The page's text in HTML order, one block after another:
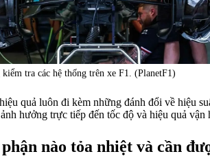
kiểm tra các hệ thống trên xe F1. (PlanetF1)
quả luôn đi kèm những đánh đổi về hiệu
hưởng trực tiếp đến tốc độ và hiệu quả vận
nào tỏa nhiệt và cần